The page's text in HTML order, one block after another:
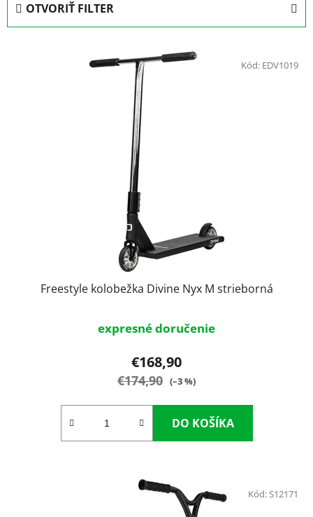
n
i
OTVORIŤ FILTER
Freestyle kolobežka Divine Nyx M strieborná
expresné doručenie
€168,90
€174,90 (–3 %)
DO KOŠÍKA
Kód: EDV1019
Kód:S12171